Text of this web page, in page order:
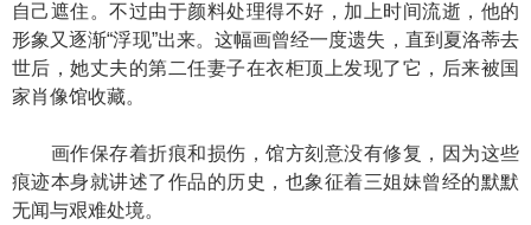
自己遮住。不过由于颜料处理得不好，加上时间流逝，他的
形象又逐渐“浮现”出来。这幅画曾经一度遗失，直到夏洛蒂去
世后，她丈夫的第二任妻子在衣柜顶上发现了它，后来被国
家肖像馆收藏。
画作保存着折痕和损伤，馆方刻意没有修复，因为这些
痕迹本身就讲述了作品的历史，也象征着三姐妹曾经的默默
无闻与艰难处境。